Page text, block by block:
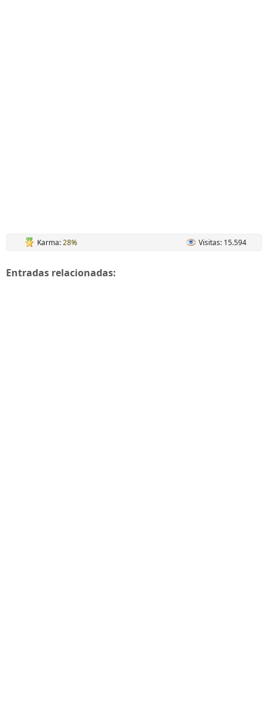
Karma:28% Visitas: 15.594
Entradas relacionadas: